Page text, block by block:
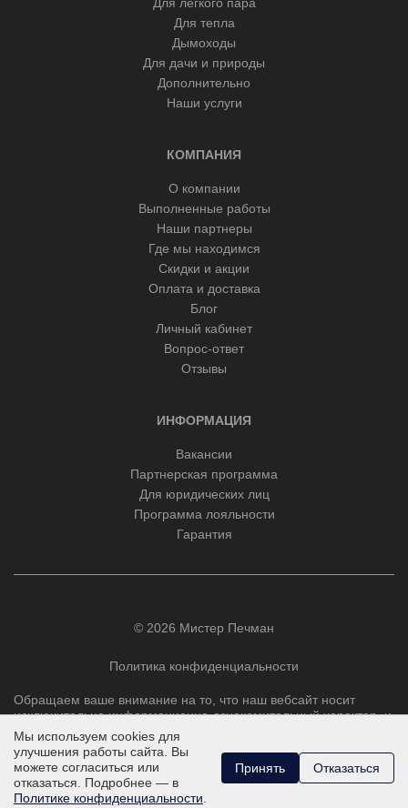
Для тепла
Дымоходы
Для дачи и природы
Дополнительно
Наши услуги
КОМПАНИЯ
О компании
Выполненные работы
Наши партнеры
Где мы находимся
Скидки и акции
Оплата и доставка
Блог
Личный кабинет
Вопрос-ответ
Отзывы
ИНФОРМАЦИЯ
Вакансии
Партнерская программа
Для юридических лиц
Программа лояльности
Гарантия
© 2026 Мистер Печман
Политика конфиденциальности
Обращаем ваше внимание на то, что наш вебсайт носит
исключительно информационно-ознакомительный характер, и
ни при каких условиях не является публичной офертой,
определяемой положениями Статьи 437 Гражданского
кодекса РФ.
Мы используем cookies для
улучшения работы сайта. Вы
можете согласиться или
отказаться. Подробнее — в
Политике конфиденциальности
Принять Отказаться